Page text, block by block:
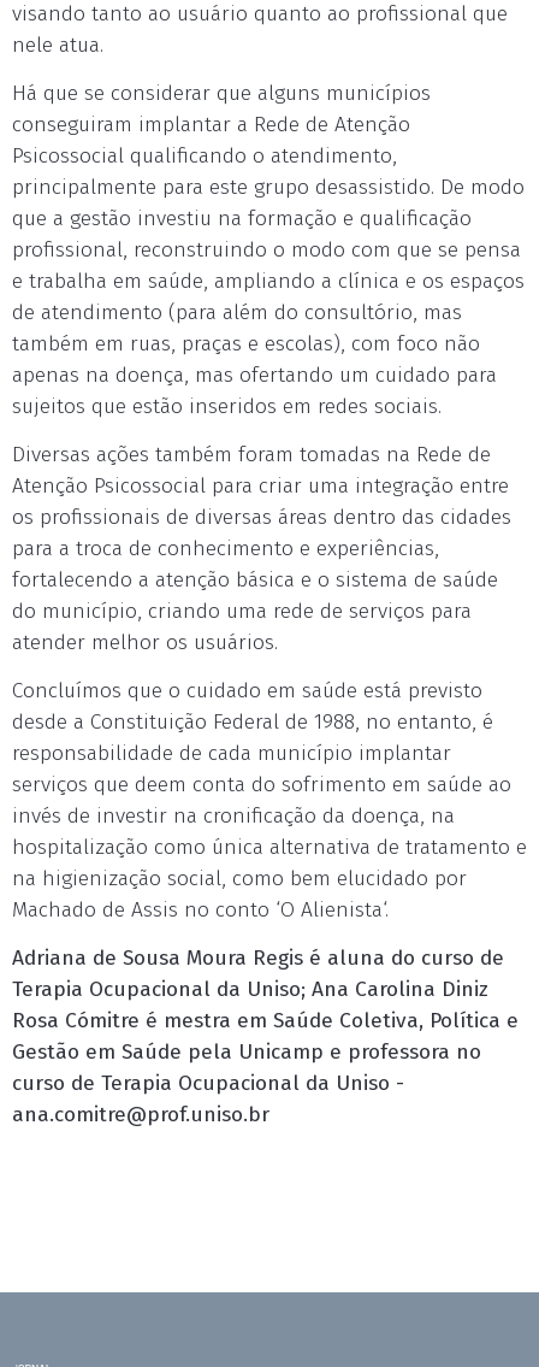
visando tanto ao usuário quanto ao profissional que
nele atua.
Há que se considerar que alguns municípios
conseguiram implantar a Rede de Atenção
Psicossocial qualificando o atendimento,
principalmente para este grupo desassistido. De modo
que a gestão investiu na formação e qualificação
profissional, reconstruindo o modo com que se pensa
e trabalha em saúde, ampliando a clínica e os espaços
de atendimento (para além do consultório, mas
também em ruas, praças e escolas), com foco não
apenas na doença, mas ofertando um cuidado para
sujeitos que estão inseridos em redes sociais.
Diversas ações também foram tomadas na Rede de
Atenção Psicossocial para criar uma integração entre
os profissionais de diversas áreas dentro das cidades
para a troca de conhecimento e experiências,
fortalecendo a atenção básica e o sistema de saúde
do município, criando uma rede de serviços para
atender melhor os usuários.
Concluímos que o cuidado em saúde está previsto
desde a Constituição Federal de 1988, no entanto, é
responsabilidade de cada município implantar
serviços que deem conta do sofrimento em saúde ao
invés de investir na cronificação da doença, na
hospitalização como única alternativa de tratamento e
na higienização social, como bem elucidado por
Machado de Assis no conto ‘O Alienista‘.
Adriana de Sousa Moura Regis é aluna do curso de
Terapia Ocupacional da Uniso; Ana Carolina Diniz
Rosa Cómitre é mestra em Saúde Coletiva, Política e
Gestão em Saúde pela Unicamp e professora no
curso de Terapia Ocupacional da Uniso -
ana.comitre@prof.uniso.br